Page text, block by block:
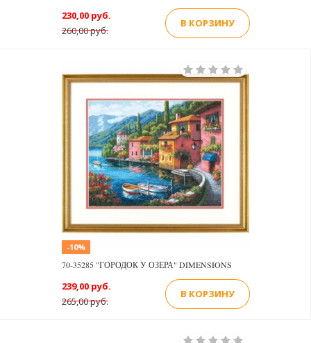
260,00 руб.
230,00 руб.
В КОРЗИНУ
-10%
70-35285 "ГОРОДОК У ОЗЕРА" DIMENSIONS
265,00 руб.
239,00 руб.
В КОРЗИНУ